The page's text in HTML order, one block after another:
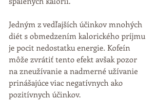
Jedným z vedľajších účinkov mnohých
diét s obmedzením kalorického príjmu
je pocit nedostatku energie. Kofeín
môže zvrátiť tento efekt avšak pozor
na zneužívanie a nadmerné užívanie
prinášajúce viac negatívnych ako
pozitívnych účinkov.